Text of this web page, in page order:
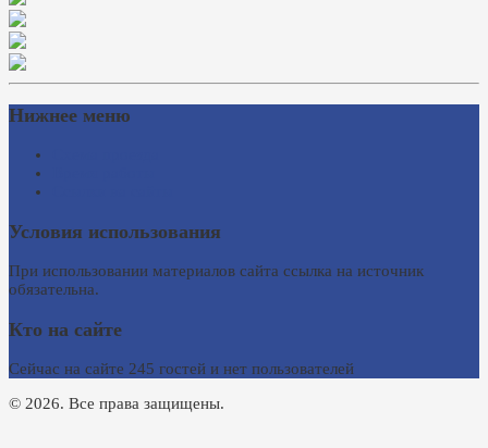
Нижнее меню
Условия использования
При использовании материалов сайта ссылка на источник
обязательна.
Кто на сайте
Сейчас на сайте 245 гостей и нет пользователей
© 2026. Все права защищены.